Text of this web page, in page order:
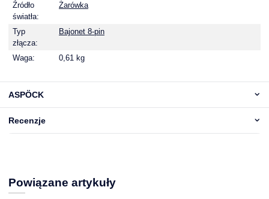
Źródło
światła:
Żarówka
Typ
złącza:
Bajonet 8-pin
Waga: 0,61 kg
ASPÖCK
Recenzje
Powiązane artykuły